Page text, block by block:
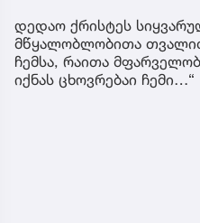
დედაო ქრისტეს
მწყალობლობითა
ჩემსა, რაითა
იქნას ცხოვრებაი ჩემი…“